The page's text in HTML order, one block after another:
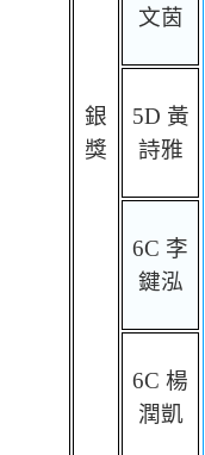
銀
獎
文茵
5D 黃
詩雅
6C 李
鍵泓
6C 楊
潤凱